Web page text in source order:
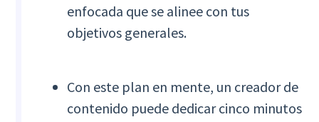
enfocada que se alinee con tus
objetivos generales.
Con este plan en mente, un creador de
contenido puede dedicar cinco minutos